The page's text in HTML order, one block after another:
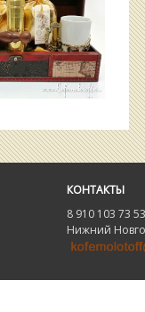
КОНТАКТЫ
8 910 103 73
Нижний